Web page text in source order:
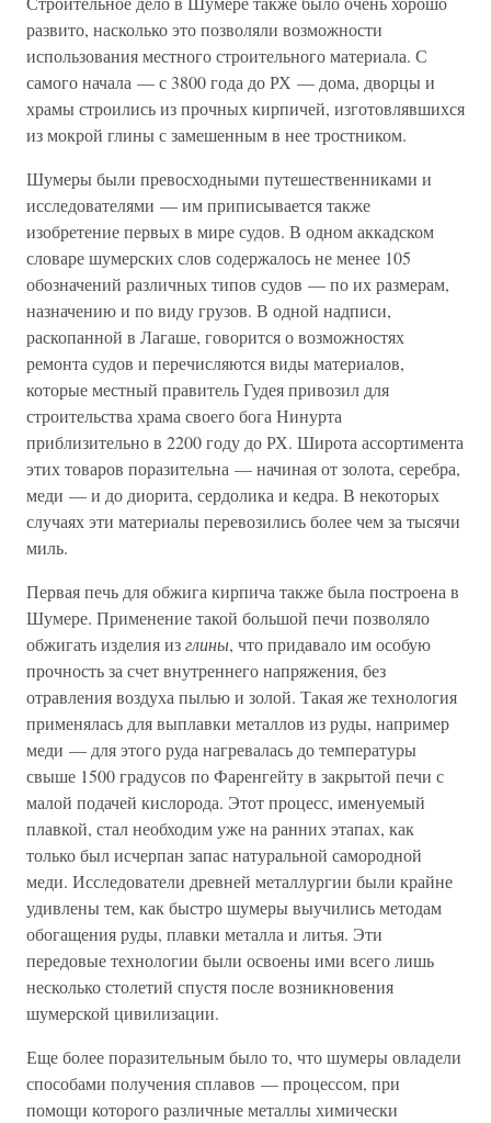
развито, насколько это позволяли возможности
использования местного строительного материала. С
самого начала — с 3800 года до РХ — дома, дворцы и
храмы строились из прочных кирпичей, изготовлявшихся
из мокрой глины с замешенным в нее тростником.
Шумеры были превосходными путешественниками и
исследователями — им приписывается также
изобретение первых в мире судов. В одном аккадском
словаре шумерских слов содержалось не менее 105
обозначений различных типов судов — по их размерам,
назначению и по виду грузов. В одной надписи,
раскопанной в Лагаше, говорится о возможностях
ремонта судов и перечисляются виды материалов,
которые местный правитель Гудея привозил для
строительства храма своего бога Нинурта
приблизительно в 2200 году до РХ. Широта ассортимента
этих товаров поразительна — начиная от золота, серебра,
меди — и до диорита, сердолика и кедра. В некоторых
случаях эти материалы перевозились более чем за тысячи
миль.
Первая печь для обжига кирпича также была построена в
Шумере. Применение такой большой печи позволяло
обжигать изделия изглины, что придавало им особую
прочность за счет внутреннего напряжения, без
отравления воздуха пылью и золой. Такая же технология
применялась для выплавки металлов из руды, например
меди — для этого руда нагревалась до температуры
свыше 1500 градусов по Фаренгейту в закрытой печи с
малой подачей кислорода. Этот процесс, именуемый
плавкой, стал необходим уже на ранних этапах, как
только был исчерпан запас натуральной самородной
меди. Исследователи древней металлургии были крайне
удивлены тем, как быстро шумеры выучились методам
обогащения руды, плавки металла и литья. Эти
передовые технологии были освоены ими всего лишь
несколько столетий спустя после возникновения
шумерской цивилизации.
Еще более поразительным было то, что шумеры овладели
способами получения сплавов — процессом, при
помощи которого различные металлы химически